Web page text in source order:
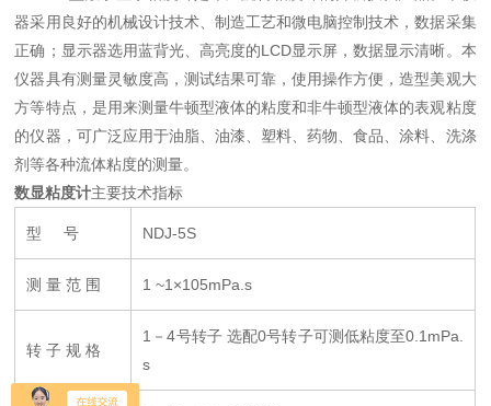
器采用良好的机械设计技术、制造工艺和微电脑控制技术，数据采集
正确；显示器选用蓝背光、高亮度的LCD显示屏，数据显示清晰。本
仪器具有测量灵敏度高，测试结果可靠，使用操作方便，造型美观大
方等特点，是用来测量牛顿型液体的粘度和非牛顿型液体的表观粘度
的仪器，可广泛应用于油脂、油漆、塑料、药物、食品、涂料、洗涤
剂等各种流体粘度的测量。
数显粘度计主要技术指标
型 号 NDJ-5S
测 量 范 围 1 ~1×105mPa.s
转 子 规 格
1－4号转子 选配0号转子可测低粘度至0.1mPa.
s